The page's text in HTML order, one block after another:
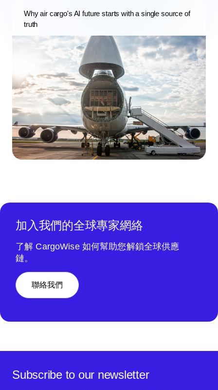
Why air cargo's AI future starts with a single source of
truth
加入我們的全球專家網絡
了解 CargoWise 如何幫助您解鎖全球供應
鏈。
聯絡我們
Subscribe to our newsletter